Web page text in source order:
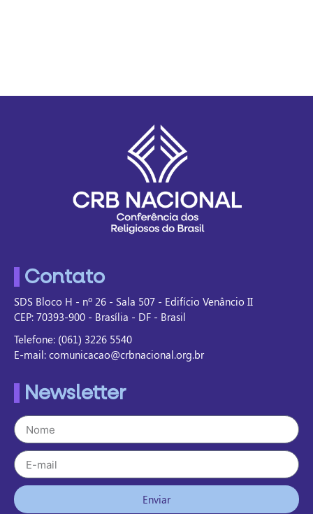
Contato
SDS Bloco H - nº 26 - Sala 507 - Edifício Venâncio II
CEP: 70393-900 - Brasília - DF - Brasil
Telefone: (061) 3226 5540
E-mail: comunicacao@crbnacional.org.br
Newsletter
Enviar